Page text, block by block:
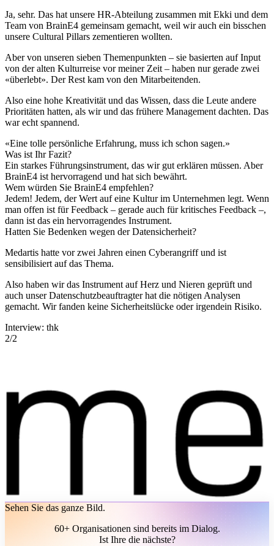
Ja, sehr. Das hat unsere HR-Abteilung zusammen mit Ekki und dem
Team von BrainE4 gemeinsam gemacht, weil wir auch ein bisschen
unsere Cultural Pillars zementieren wollten.
Aber von unseren sieben Themenpunkten – sie basierten auf Input
von der alten Kulturreise vor meiner Zeit – haben nur gerade zwei
«überlebt». Der Rest kam von den Mitarbeitenden.
Also eine hohe Kreativität und das Wissen, dass die Leute andere
Prioritäten hatten, als wir und das frühere Management dachten. Das
war echt spannend.
«Eine tolle persönliche Erfahrung, muss ich schon sagen.»
Was ist Ihr Fazit?
Ein starkes Führungsinstrument, das wir gut erklären müssen. Aber
BrainE4 ist hervorragend und hat sich bewährt.
Wem würden Sie BrainE4 empfehlen?
Jedem! Jedem, der Wert auf eine Kultur im Unternehmen legt. Wenn
man offen ist für Feedback – gerade auch für kritisches Feedback –,
dann ist das ein hervorragendes Instrument.
Hatten Sie Bedenken wegen der Datensicherheit?
Medartis hatte vor zwei Jahren einen Cyberangriff und ist
sensibilisiert auf das Thema.
Also haben wir das Instrument auf Herz und Nieren geprüft und
auch unser Datenschutzbeauftragter hat die nötigen Analysen
gemacht. Wir fanden keine Sicherheitslücke oder irgendein Risiko.
Interview: thk
2/2
Sehen Sie das ganze Bild.
60+ Organisationen sind bereits im Dialog.
Ist Ihre die nächste?